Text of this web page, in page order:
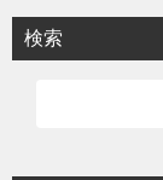
検索